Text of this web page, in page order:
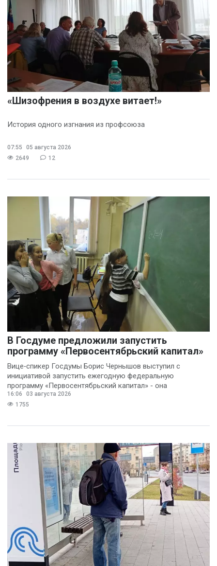
«Шизофрения в воздухе витает!»
История одного изгнания из профсоюза
07:55
05 августа 2026
2649
12
В Госдуме предложили запустить
программу «Первосентябрьский капитал»
Вице‑спикер Госдумы Борис Чернышов выступил с
инициативой запустить ежегодную федеральную
программу «Первосентябрьский капитал» - она
предполагает
16:06
03 августа 2026
1755